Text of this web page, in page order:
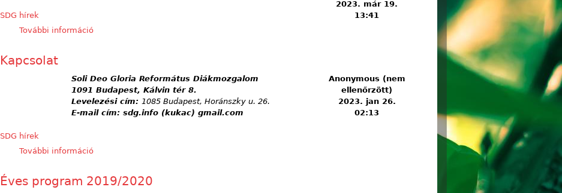
2023. már 19.
13:41
SDG hírek
További információÚj honlap tartalommal kapcsolatosan
Kapcsolat
Anonymous (nem
ellenőrzött)
2023. jan 26.
02:13
Soli Deo Gloria Református Diákmozgalom
1091 Budapest, Kálvin tér 8.
Levelezési cím:1085 Budapest, Horánszky u. 26.
E-mail cím: sdg.info (kukac) gmail.com
SDG hírek
További információKapcsolat tartalommal kapcsolatosan
Éves program 2019/2020